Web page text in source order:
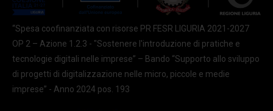
“Spesa coofinanziata con risorse PR FESR LIGURIA 2021-2027
OP 2 – Azione 1.2.3 - "Sostenere l'introduzione di pratiche e
tecnologie digitali nelle imprese” – Bando “Supporto allo sviluppo
di progetti di digitalizzazione nelle micro, piccole e medie
imprese” - Anno 2024 pos. 193